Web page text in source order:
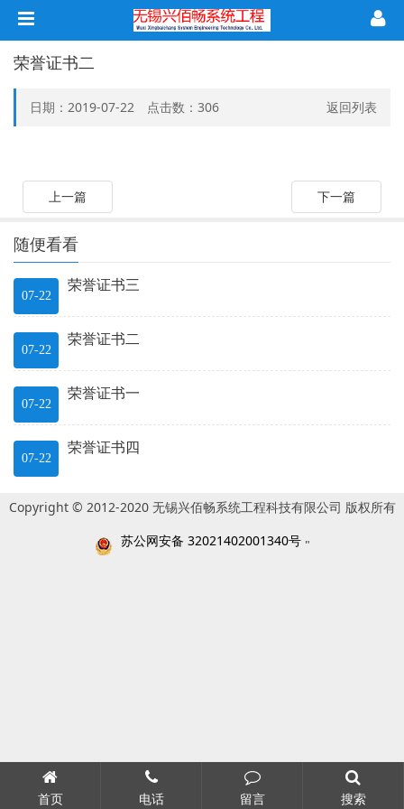
荣誉证书二
日期：2019-07-22 点击数： 306 返回列表
上一篇 下一篇
随便看看
07-22
荣誉证书三
07-22
荣誉证书二
07-22
荣誉证书一
07-22
荣誉证书四
Copyright © 2012-2020 无锡兴佰畅系统工程科技有限公司 版权所有
苏公网安备 32021402001340号"
首页 电话 留言 搜索